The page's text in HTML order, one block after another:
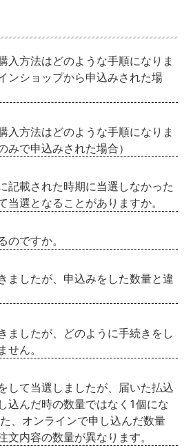
入方法はどのような手順になりま
ンショップから申込みされた場
入方法はどのような手順になりま
みで申込みされた場合）
記載された時期に当選しなかった
当選となることがありますか。
のですか。
ましたが、申込みをした数量と違
ましたが、どのように手続きをし
せん。
して当選しましたが、届いた払込
込んだ時の数量ではなく1個にな
、オンラインで申し込んだ数量
文内容の数量が異なります。